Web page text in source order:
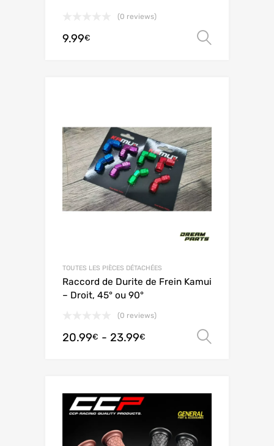
(0 reviews)
9.99€
TOUTES LES PIÈCES DÉTACHÉES
Raccord de Durite de Frein Kamui
– Droit, 45° ou 90°
(0 reviews)
20.99€ - 23.99€